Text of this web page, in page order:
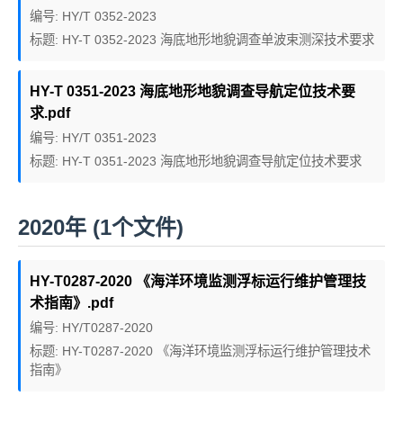
编号: HY/T 0352-2023
标题: HY-T 0352-2023 海底地形地貌调查单波束测深技术要求
HY-T 0351-2023 海底地形地貌调查导航定位技术要
求.pdf
编号: HY/T 0351-2023
标题: HY-T 0351-2023 海底地形地貌调查导航定位技术要求
2020年 (1个文件)
HY-T0287-2020 《海洋环境监测浮标运行维护管理技
术指南》.pdf
编号: HY/T0287-2020
标题: HY-T0287-2020 《海洋环境监测浮标运行维护管理技术
指南》